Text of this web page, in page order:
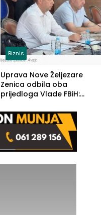
Biznis
Uprava Nove Željezare
Zenica odbila oba
prijedloga Vlade FBiH:
rješenje